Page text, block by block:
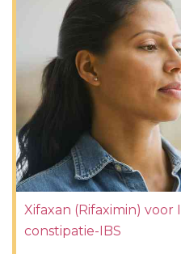
Xifaxan (Rifaximin) voor
constipatie-IBS